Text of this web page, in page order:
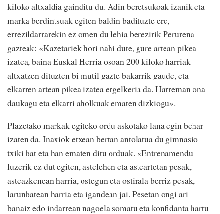
kiloko altxaldia gainditu du. Adin beretsukoak izanik eta
marka berdintsuak egiten baldin badituzte ere,
errezildarrarekin ez omen du lehia berezirik Perurena
gazteak: «Kazetariek hori nahi dute, gure artean pikea
izatea, baina Euskal Herria osoan 200 kiloko harriak
altxatzen dituzten bi mutil gazte bakarrik gaude, eta
elkarren artean pikea izatea ergelkeria da. Harreman ona
daukagu eta elkarri aholkuak ematen dizkiogu».
Plazetako markak egiteko ordu askotako lana egin behar
izaten da. Inaxiok etxean bertan antolatua du gimnasio
txiki bat eta han ematen ditu orduak. «Entrenamendu
luzerik ez dut egiten, astelehen eta asteartetan pesak,
asteazkenean harria, ostegun eta ostirala berriz pesak,
larunbatean harria eta igandean jai. Pesetan ongi ari
banaiz edo indarrean nagoela somatu eta konfidanta hartu